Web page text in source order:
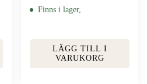
Finns i lager,
LÄGG TILL I
VARUKORG